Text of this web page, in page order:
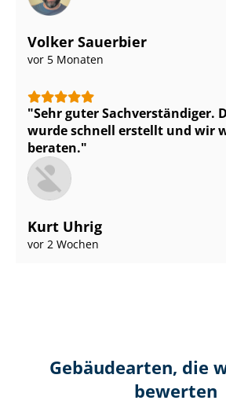
Volker Sauerbier
vor 5 Monaten
Sehr guter Sach­ver­stän­di­ger.
wurde schnell erstellt und wir
beraten.
Kurt Uhrig
vor 2 Wochen
Gebäudearten, die
bewerten